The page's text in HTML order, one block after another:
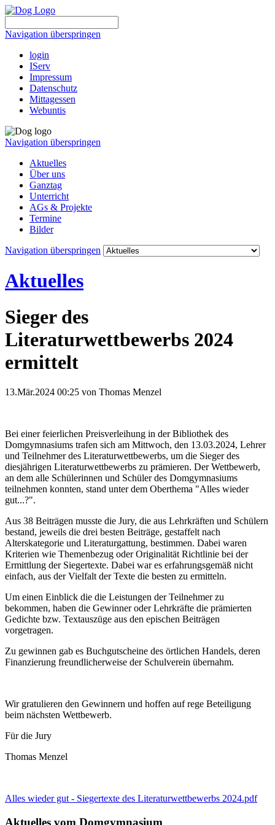
Navigation überspringen
login
IServ
Impressum
Datenschutz
Mittagessen
Webuntis
Navigation überspringen
Aktuelles
Über uns
Ganztag
Unterricht
AGs & Projekte
Termine
Bilder
Navigation überspringen
Aktuelles
Sieger des
Literaturwettbewerbs 2024
ermittelt
13.Mär.2024 00:25 von Thomas Menzel
Bei einer feierlichen Preisverleihung in der Bibliothek des
Domgymnasiums trafen sich am Mittwoch, den 13.03.2024, Lehrer
und Teilnehmer des Literaturwettbewerbs, um die Sieger des
diesjährigen Literaturwettbewerbs zu prämieren. Der Wettbewerb,
an dem alle Schülerinnen und Schüler des Domgymnasiums
teilnehmen konnten, stand unter dem Oberthema "Alles wieder
gut...?".
Aus 38 Beiträgen musste die Jury, die aus Lehrkräften und Schülern
bestand, jeweils die drei besten Beiträge, gestaffelt nach
Alterskategorie und Literaturgattung, bestimmen. Dabei waren
Kriterien wie Themenbezug oder Originalität Richtlinie bei der
Ermittlung der Siegertexte. Dabei war es erfahrungsgemäß nicht
einfach, aus der Vielfalt der Texte die besten zu ermitteln.
Um einen Einblick die die Leistungen der Teilnehmer zu
bekommen, haben die Gewinner oder Lehrkräfte die prämierten
Gedichte bzw. Textauszüge aus den epischen Beiträgen
vorgetragen.
Zu gewinnen gab es Buchgutscheine des örtlichen Handels, deren
Finanzierung freundlicherweise der Schulverein übernahm.
Wir gratulieren den Gewinnern und hoffen auf rege Beteiligung
beim nächsten Wettbewerb.
Für die Jury
Thomas Menzel
Alles wieder gut - Siegertexte des Literaturwettbewerbs 2024.pdf
Aktuelles vom Domgymnasium